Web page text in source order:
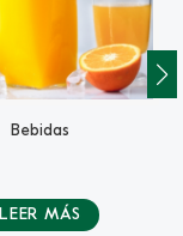
Bebidas
LEER MÁS